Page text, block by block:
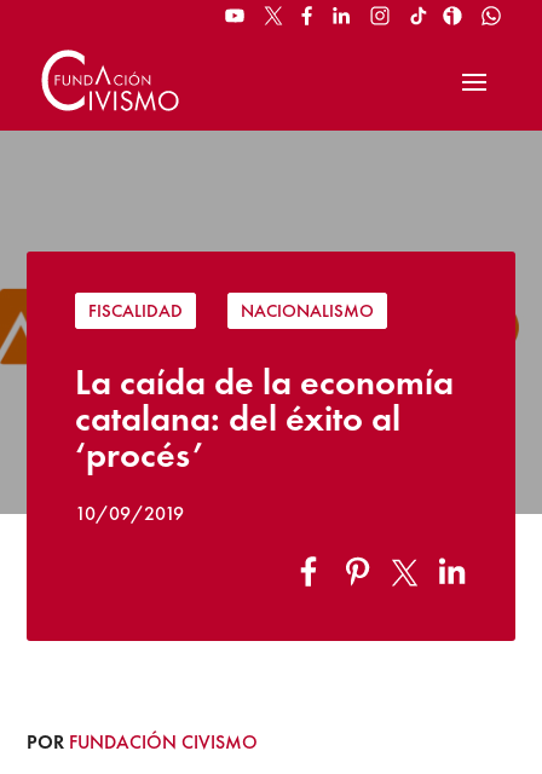
FISCALIDAD NACIONALISMO
La caída de la economía
catalana: del éxito al
‘procés’
10/09/2019
POR FUNDACIÓN CIVISMO